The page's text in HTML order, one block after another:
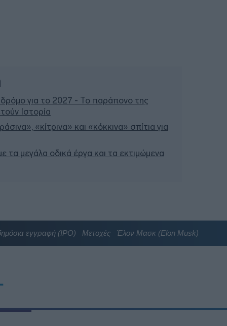
για το 2027 - Το παράπονο της
Ιστορία
«κίτρινα» και «κόκκινα» σπίτια για
τα μεγάλα οδικά έργα και τα εκτιμώμενα
εγγραφή (IPO) Μετοχές Έλον Μασκ (Elon Musk)